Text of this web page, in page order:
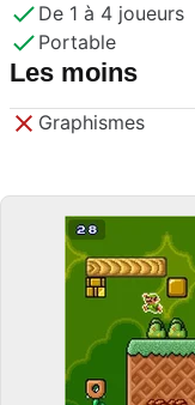
De 1 à 4 joueurs
Portable
Les moins
Graphismes